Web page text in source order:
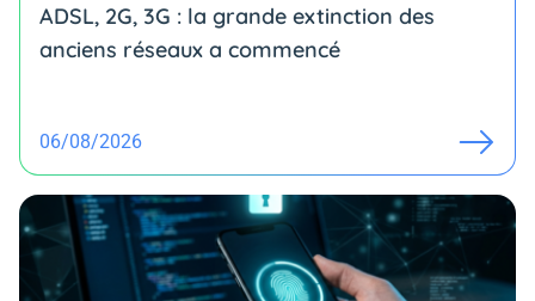
ADSL, 2G, 3G : la grande extinction des
anciens réseaux a commencé
06/08/2026